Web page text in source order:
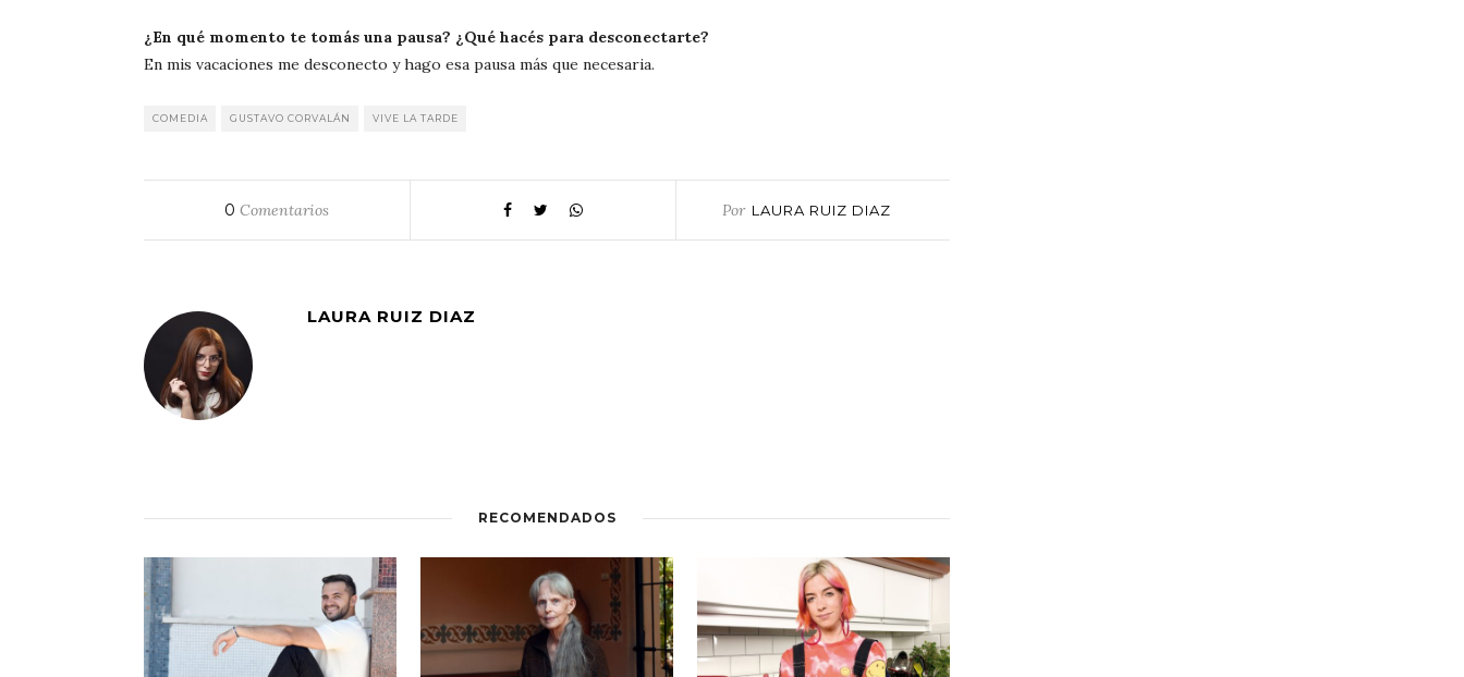
¿En qué momento te tomás una pausa? ¿Qué hacés para desconectarte?
En mis vacaciones me desconecto y hago esa pausa más que necesaria.
COMEDIA GUSTAVO CORVALÁN VIVE LA TARDE
0 Comentarios Por LAURA RUIZ DIAZ
LAURA RUIZ DIAZ
RECOMENDADOS